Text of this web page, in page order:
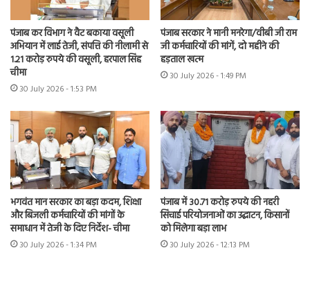
पंजाब कर विभाग ने वैट बकाया वसूली
अभियान में लाई तेजी, संपत्ति की नीलामी से
1.21 करोड़ रुपये की वसूली, हरपाल सिंह
चीमा
30 July 2026 - 1:53 PM
पंजाब सरकार ने मानी मनरेगा/वीबी जी राम
जी कर्मचारियों की मांगें, दो महीने की
हड़ताल खत्म
30 July 2026 - 1:49 PM
भगवंत मान सरकार का बड़ा कदम, शिक्षा
और बिजली कर्मचारियों की मांगों के
समाधान में तेजी के दिए निर्देश- चीमा
30 July 2026 - 1:34 PM
पंजाब में 30.71 करोड़ रुपये की नहरी
सिंचाई परियोजनाओं का उद्घाटन, किसानों
को मिलेगा बड़ा लाभ
30 July 2026 - 12:13 PM